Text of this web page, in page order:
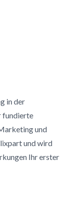
in der
fundierte
und
und wird
Ihr erster